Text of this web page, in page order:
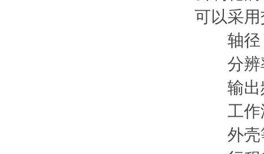
可以采
轴径
分辨
输出频
工作温
外壳